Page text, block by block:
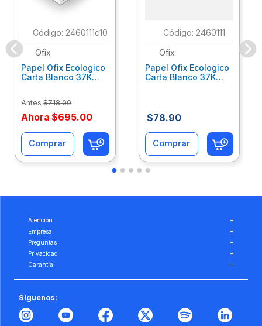
: 2460111c10
Ofix
Papel Ofix Ecologico
Carta Blanco 37K
Antes $718.00
Ahora $695.00
Comprar
: 2460111
Ofix
Papel Ofix Ecologico
Carta Blanco 37K
$78.90
Comprar
Atención
+
Empresa
+
Preguntas
+
Privacidad
+
Garantía
+
Síguenos: